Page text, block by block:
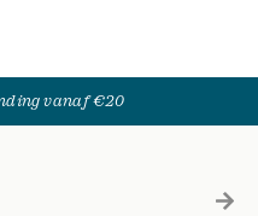
vanaf €20